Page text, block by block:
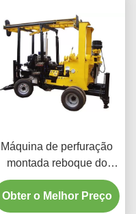
Máquina de perfuração
montada reboque do
poço de água de JXY600
600m
Obter o Melhor Preço